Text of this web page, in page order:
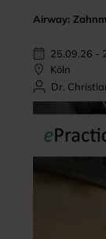
Airway:
25.09.26 -
Köln
Dr.